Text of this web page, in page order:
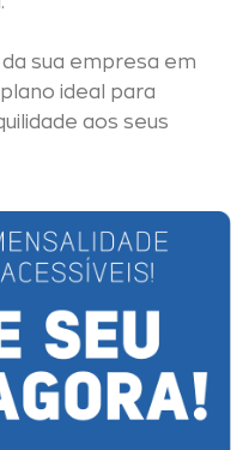
sua empresa em
ideal para
aos seus